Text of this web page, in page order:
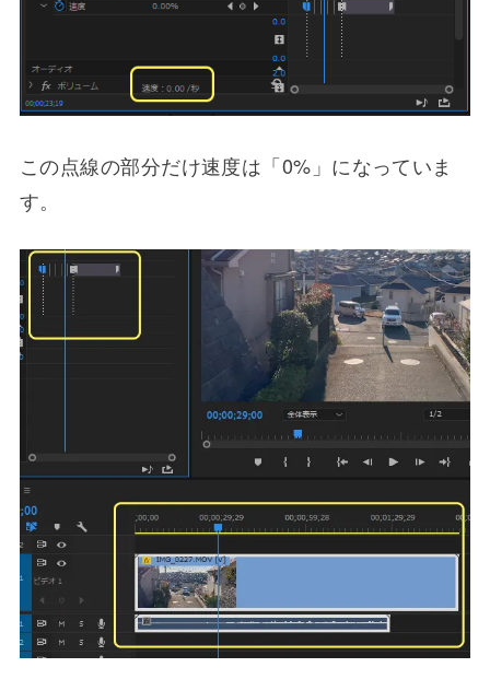
この点線の部分だけ速度は「0%」になっていま
す。